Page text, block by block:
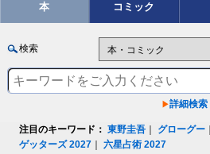
本 コミック
検索
詳細検索
注目のキーワード： 東野圭吾 グローグー
ゲッターズ 2027 ｜六星占術 2027